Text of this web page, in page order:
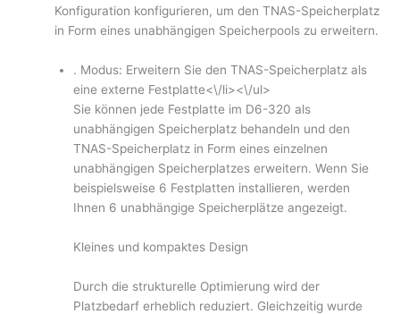
Konfiguration konfigurieren, um den TNAS-Speicherplatz
in Form eines unabhängigen Speicherpools zu erweitern.
. Modus: Erweitern Sie den TNAS-Speicherplatz als
eine externe Festplatte<\/li><\/ul>
Sie können jede Festplatte im D6-320 als
unabhängigen Speicherplatz behandeln und den
TNAS-Speicherplatz in Form eines einzelnen
unabhängigen Speicherplatzes erweitern. Wenn Sie
beispielsweise 6 Festplatten installieren, werden
Ihnen 6 unabhängige Speicherplätze angezeigt.
Kleines und kompaktes Design
Durch die strukturelle Optimierung wird der
Platzbedarf erheblich reduziert. Gleichzeitig wurde